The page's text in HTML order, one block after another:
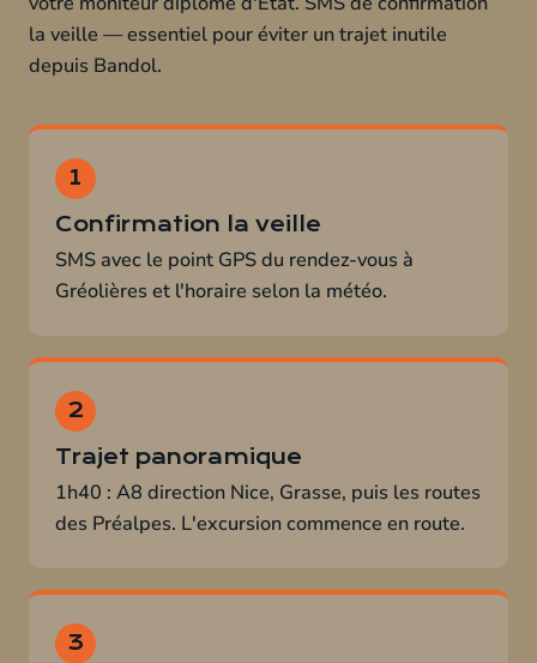
la veille — essentiel pour éviter un trajet inutile
depuis Bandol.
Confirmation la veille
SMS avec le point GPS du rendez-vous à
Gréolières et l'horaire selon la météo.
Trajet panoramique
1h40 : A8 direction Nice, Grasse, puis les routes
des Préalpes. L'excursion commence en route.